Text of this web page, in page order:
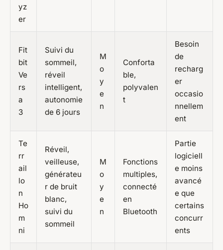
yz
er
Fit
bit
Ve
rs
a
3
Suivi du
sommeil,
réveil
intelligent,
autonomie
de 6 jours
M
o
y
e
n
Conforta
ble,
polyvalen
t
Besoin
de
recharg
er
occasio
nnellem
ent
Te
rr
ail
lo
n
Ho
m
ni
Réveil,
veilleuse,
générateu
r de bruit
blanc,
suivi du
sommeil
M
o
y
e
n
Fonctions
multiples,
connecté
en
Bluetooth
Partie
logiciell
e moins
avancé
e que
certains
concurr
ents